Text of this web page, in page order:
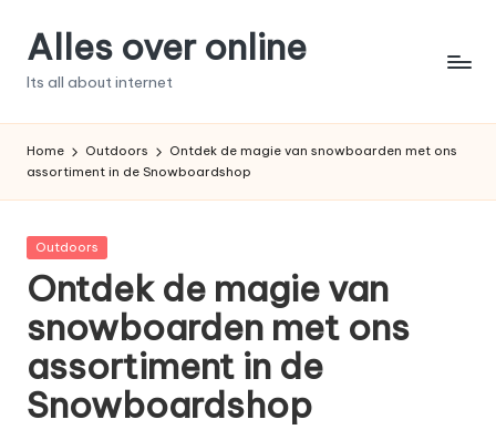
SkipAlles over online
Its all about internet
Home Outdoors
Ontdek de magie van snowboarden met ons
assortiment in de Snowboardshop
Posted
Outdoors
Ontdek de magie van
snowboarden met ons
assortiment in de
Snowboardshop